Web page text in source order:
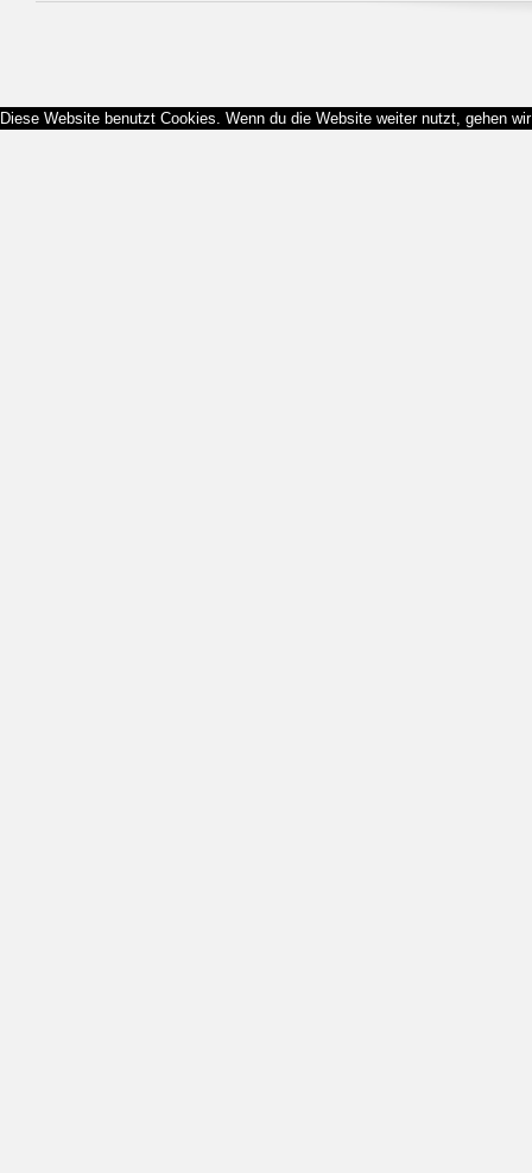
Diese Website benutzt Cookies. Wenn du die Website weiter nutzt, gehen